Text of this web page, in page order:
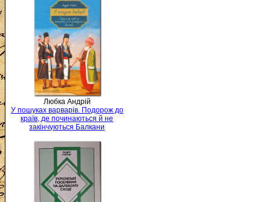
Любка Андрій
У пошуках варварів. Подорож до
країв, де починаються й не
закінчуються Балкани